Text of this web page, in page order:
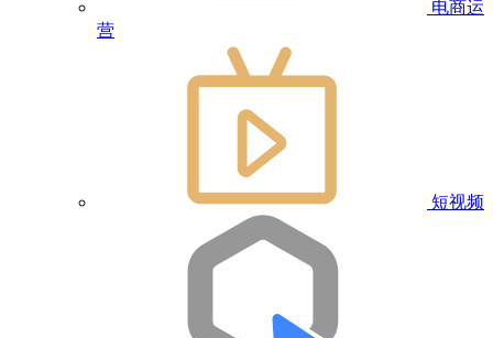
电商运
营
短视频